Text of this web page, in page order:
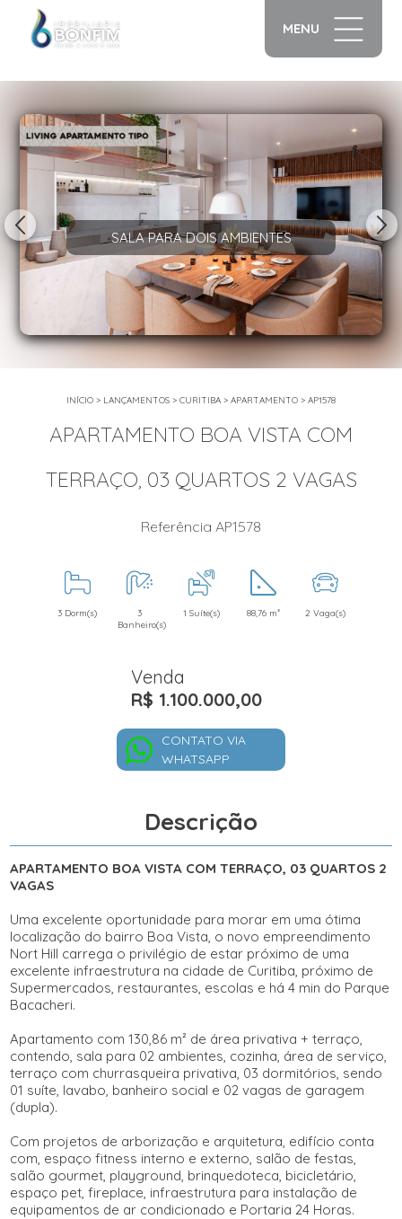
MENU
SALA PARA DOIS AMBIENTES
INÍCIO > LANÇAMENTOS > CURITIBA > APARTAMENTO > AP1578
APARTAMENTO BOA VISTA COM
TERRAÇO, 03 QUARTOS 2 VAGAS
Referência AP1578
3 Dorm(s)
3
Banheiro(s)
1 Suíte(s) 88,76 m² 2 Vaga(s)
Venda
R$ 1.100.000,00
CONTATO VIA
WHATSAPP
Descrição
APARTAMENTO BOA VISTA COM TERRAÇO, 03 QUARTOS 2
VAGAS
Uma excelente oportunidade para morar em uma ótima
localização do bairro Boa Vista, o novo empreendimento
Nort Hill carrega o privilégio de estar próximo de uma
excelente infraestrutura na cidade de Curitiba, próximo de
Supermercados, restaurantes, escolas e há 4 min do Parque
Bacacheri.
Apartamento com 130,86 m² de área privativa + terraço,
contendo, sala para 02 ambientes, cozinha, área de serviço,
terraço com churrasqueira privativa, 03 dormitórios, sendo
01 suíte, lavabo, banheiro social e 02 vagas de garagem
(dupla).
Com projetos de arborização e arquitetura, edifício conta
com, espaço fitness interno e externo, salão de festas,
salão gourmet, playground, brinquedoteca, bicicletário,
espaço pet,fireplace, infraestrutura para instalação de
equipamentos de ar condicionado e Portaria 24 Horas.